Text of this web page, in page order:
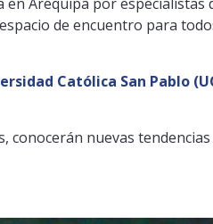
de encuentro para
Católica San Pablo
nuevas